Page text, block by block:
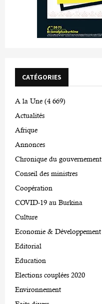
CATÉGORIES
A la Une (4 669)
Actualités
Afrique
Annonces
Chronique du gouvernement
Conseil des ministres
Coopération
COVID-19 au Burkina
Culture
Economie & Développement
Editorial
Education
Elections couplées 2020
Environnement